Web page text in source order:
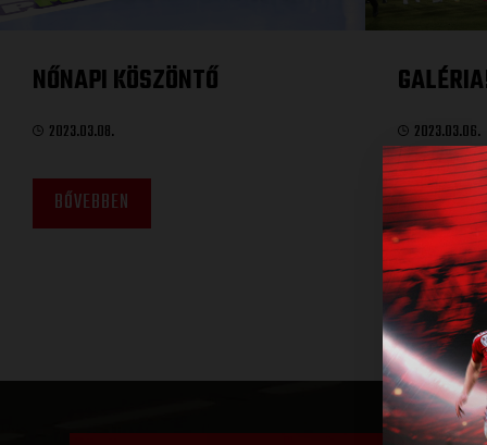
NŐNAPI KÖSZÖNTŐ
2023.03.08.
BŐVEBBEN
2023.03.06.